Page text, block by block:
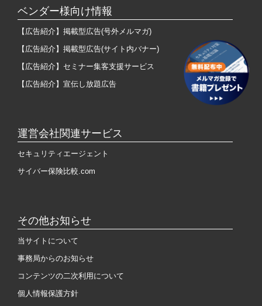
ベンダー様向け情報
【広告紹介】掲載型広告(号外メルマガ)
【広告紹介】掲載型広告(サイト内バナー)
【広告紹介】セミナー集客支援サービス
【広告紹介】宣伝し放題広告
運営会社関連サービス
セキュリティエージェント
サイバー保険比較.com
その他お知らせ
当サイトについて
事務局からのお知らせ
コンテンツの二次利用について
個人情報保護方針